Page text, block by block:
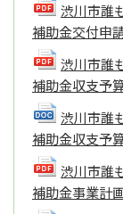
渋川市誰
補助金交付申
渋川市誰
補助金収支予
渋川市誰
補助金収支予
渋川市誰
補助金事業計